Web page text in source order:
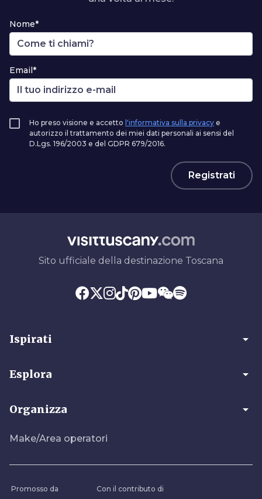
Nome*
Email*
Ho preso visione e accetto l'informativa sulla privacy e
autorizzo il trattamento dei miei dati personali ai sensi del
D.Lgs. 196/2003 e del GDPR 679/2016.
Registrati
Sito ufficiale della destinazione Toscana
Ispirati arrow_drop_down
Esplora arrow_drop_down
Organizza arrow_drop_down
Make/Area operatori
Promosso da Con il contributo di